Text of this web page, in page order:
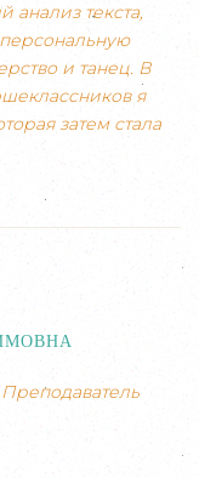
анализ текста,
и танец. В
я
затем стала